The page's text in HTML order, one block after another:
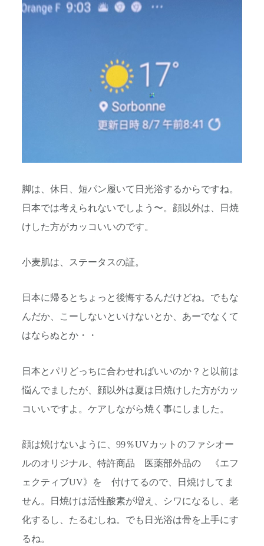
脚は、休日、短パン履いて日光浴するからですね。
日本では考えられないでしよう〜。顔以外は、日焼
けした方がカッコいいのです。
小麦肌は、ステータスの証。
日本に帰るとちょっと後悔するんだけどね。でもな
んだか、こーしないといけないとか、あーでなくて
はならぬとか・・
日本とパリどっちに合わせればいいのか？と以前は
悩んでましたが、顔以外は夏は日焼けした方がカッ
コいいですよ。ケアしながら焼く事にしました。
顔は焼けないように、99％UVカットのファシオー
ルのオリジナル、特許商品 医薬部外品の 《エフ
ェクティブUV》を 付けてるので、日焼けしてま
せん。日焼けは活性酸素が増え、シワになるし、老
化するし、たるむしね。でも日光浴は骨を上手にす
るね。